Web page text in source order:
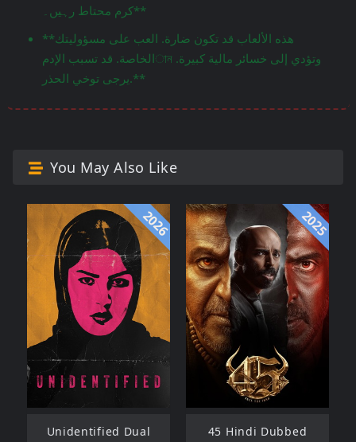
کرم محتاط رہیں۔**
**هذه الألعاب قد تكون ضارة. العب على مسؤوليتك
الخاصة. قد تسبب الإدمান وتؤدي إلى خسائر مالية كبيرة.
يرجى توخي الحذر.**
You May Also Like
2026
Unidentified Dual
2025
45 Hindi Dubbed